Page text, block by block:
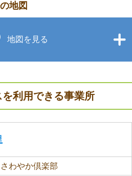
地図
地図を見る
利用できる事業所
さわやか倶楽部